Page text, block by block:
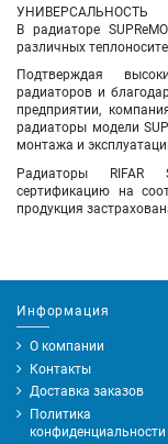
УНИВЕРСАЛЬНОСТЬ
В радиаторе
различных
Подтверждая
радиаторов и
предприятии,
радиаторы модели
монтажа и
Радиаторы RIFAR
сертификацию на
продукция
Информация
О компании
Контакты
Доставка заказов
Политика
конфиденциальности